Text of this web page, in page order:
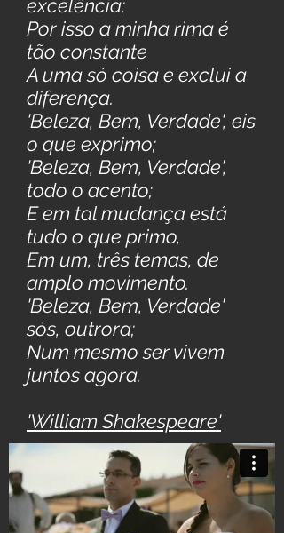
excelência;
Por isso a minha rima é
tão constante
A uma só coisa e exclui a
diferença.
'Beleza, Bem, Verdade', eis
o que exprimo;
'Beleza, Bem, Verdade',
todo o acento;
E em tal mudança está
tudo o que primo,
Em um, três temas, de
amplo movimento.
'Beleza, Bem, Verdade'
sós, outrora;
Num mesmo ser vivem
juntos agora.
'William Shakespeare'